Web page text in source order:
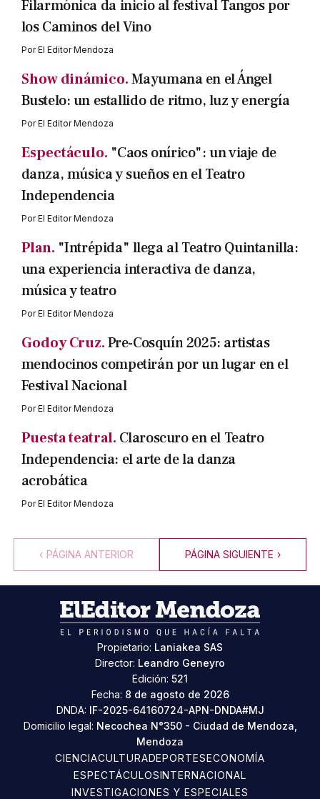
Filarmónica da inicio al festival Tangos por
los Caminos del Vino
PorEl Editor Mendoza
Show dinámico.Mayumana en el Ángel
Bustelo: un estallido de ritmo, luz y energía
PorEl Editor Mendoza
Espectáculo. "Caos onírico": un viaje de
danza, música y sueños en el Teatro
Independencia
PorEl Editor Mendoza
Plan. "Intrépida" llega al Teatro Quintanilla:
una experiencia interactiva de danza,
música y teatro
PorEl Editor Mendoza
Godoy Cruz.Pre-Cosquín 2025: artistas
mendocinos competirán por un lugar en el
Festival Nacional
PorEl Editor Mendoza
Puesta teatral. Claroscuro en el Teatro
Independencia: el arte de la danza
acrobática
PorEl Editor Mendoza
‹ PÁGINA ANTERIOR PÁGINA SIGUIENTE ›
Propietario: Laniakea SAS
Director: Leandro Geneyro
Edición: 521
Fecha: 8 de agosto de 2026
DNDA: IF-2025-64160724-APN-DNDA#MJ
Domicilio legal: Necochea N°350 - Ciudad de Mendoza,
Mendoza
CIENCIACULTURADEPORTESECONOMÍA
ESPECTÁCULOSINTERNACIONAL
INVESTIGACIONES Y ESPECIALES